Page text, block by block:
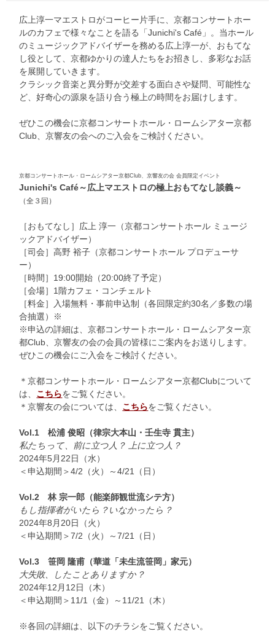
広上淳一マエストロがコーヒー片手に、京都コンサートホー
ルのカフェで様々なことを語る「Junichi's Café」。当ホール
のミュージックアドバイザーを務める広上淳一が、おもてな
し役として、京都ゆかりの達人たちをお招きし、多彩なお話
を展開していきます。
クラシック音楽と異分野が交差する面白さや疑問、可能性な
ど、好奇心の源泉を語り合う極上の時間をお届けします。
ぜひこの機会に京都コンサートホール・ロームシアター京都
Club、京響友の会へのご入会をご検討ください。
京都コンサートホール・ロームシアター京都Club、京響友の会 会員限定イベント
Junichi's Café～広上マエストロの極上おもてなし談義～
（全３回）
［おもてなし］広上 淳一（京都コンサートホール ミュージ
ックアドバイザー）
［司会］高野 裕子（京都コンサートホール プロデューサ
ー）
［時間］19:00開始（20:00終了予定）
［会場］1階カフェ・コンチェルト
［料金］入場無料・事前申込制（各回限定約30名／多数の場
合抽選）※
※申込の詳細は、京都コンサートホール・ロームシアター京
都Club、京響友の会の会員の皆様にご案内をお送りします。
ぜひこの機会にご入会をご検討ください。
＊京都コンサートホール・ロームシアター京都Clubについて
は、 こちらをご覧ください。
＊京響友の会については、 こちらをご覧ください。
Vol.1 松浦 俊昭（律宗大本山・壬生寺 貫主）
私たちって、前に立つ人？ 上に立つ人？
2024年5月22日（水）
＜申込期間＞4/2（火）～4/21（日）
Vol.2 林 宗一郎（能楽師観世流シテ方）
もし指揮者がいたら？いなかったら？
2024年8月20日（火）
＜申込期間＞7/2（火）～7/21（日）
Vol.3 笹岡 隆甫（華道「未生流笹岡」家元）
大失敗、したことありますか？
2024年12月12日（木）
＜申込期間＞11/1（金）～11/21（木）
※各回の詳細は、以下のチラシをご覧ください。